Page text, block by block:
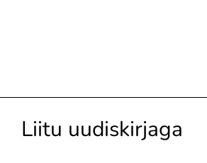
Liitu uudiskirjaga